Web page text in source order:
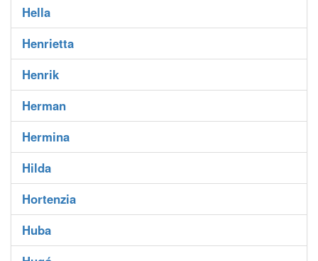
Hella
Henrietta
Henrik
Herman
Hermina
Hilda
Hortenzia
Huba